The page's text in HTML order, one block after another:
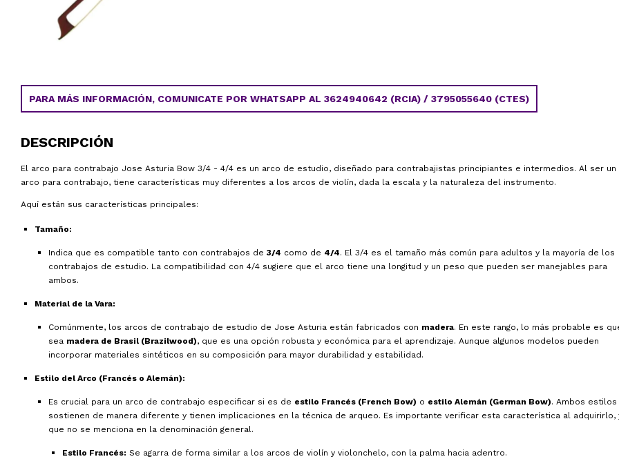
PARA MÁS INFORMACIÓN, COMUNICATE POR WHATSAPP AL 3624940642 (RCIA) / 3795055640 (CTES)
DESCRIPCIÓN
El arco para contrabajo Jose Asturia Bow 3/4 - 4/4 es un arco de estudio, diseñado para contrabajistas principiantes e intermedios. Al ser un
arco para contrabajo, tiene características muy diferentes a los arcos de violín, dada la escala y la naturaleza del instrumento.
Aquí están sus características principales:
Tamaño:
Indica que es compatible tanto con contrabajos de 3/4 como de 4/4. El 3/4 es el tamaño más común para adultos y la mayoría de los
contrabajos de estudio. La compatibilidad con 4/4 sugiere que el arco tiene una longitud y un peso que pueden ser manejables para
ambos.
Material de la Vara:
Comúnmente, los arcos de contrabajo de estudio de Jose Asturia están fabricados con madera. En este rango, lo más probable es
sea madera de Brasil (Brazilwood), que es una opción robusta y económica para el aprendizaje. Aunque algunos modelos pueden
incorporar materiales sintéticos en su composición para mayor durabilidad y estabilidad.
Estilo del Arco (Francés o Alemán):
Es crucial para un arco de contrabajo especificar si es de estilo Francés (French Bow) o estilo Alemán (German Bow). Ambos estilos
sostienen de manera diferente y tienen implicaciones en la técnica de arqueo. Es importante verificar esta característica al adquirirlo,
que no se menciona en la denominación general.
Estilo Francés: Se agarra de forma similar a los arcos de violín y violonchelo, con la palma hacia adentro.